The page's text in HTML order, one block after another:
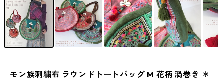
モン族刺繍布 ラウンドトートバッグ M 花柄 渦巻き ＊